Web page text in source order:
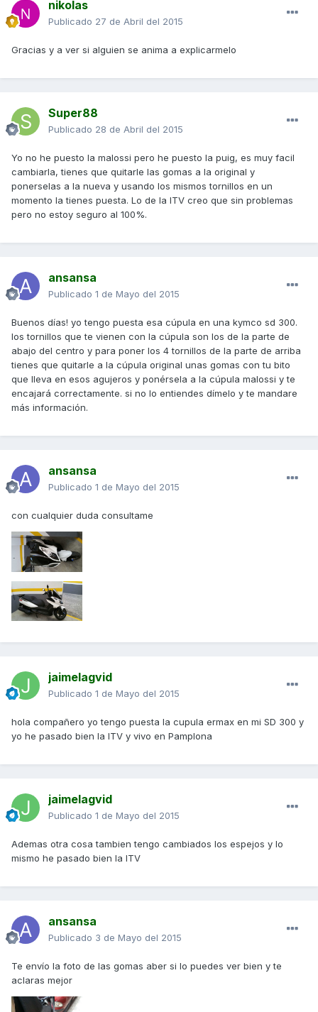
nikolas
Publicado 27 de Abril del 2015
Gracias y a ver si alguien se anima a explicarmelo
Super88
Publicado 28 de Abril del 2015
Yo no he puesto la malossi pero he puesto la puig, es muy facil
cambiarla, tienes que quitarle las gomas a la original y
ponerselas a la nueva y usando los mismos tornillos en un
momento la tienes puesta. Lo de la ITV creo que sin problemas
pero no estoy seguro al 100%.
ansansa
Publicado 1 de Mayo del 2015
Buenos días! yo tengo puesta esa cúpula en una kymco sd 300.
los tornillos que te vienen con la cúpula son los de la parte de
abajo del centro y para poner los 4 tornillos de la parte de arriba
tienes que quitarle a la cúpula original unas gomas con tu bito
que lleva en esos agujeros y ponérsela a la cúpula malossi y te
encajará correctamente. si no lo entiendes dímelo y te mandare
más información.
ansansa
Publicado 1 de Mayo del 2015
con cualquier duda consultame
jaimelagvid
Publicado 1 de Mayo del 2015
hola compañero yo tengo puesta la cupula ermax en mi SD 300 y
yo he pasado bien la ITV y vivo en Pamplona
jaimelagvid
Publicado 1 de Mayo del 2015
Ademas otra cosa tambien tengo cambiados los espejos y lo
mismo he pasado bien la ITV
ansansa
Publicado 3 de Mayo del 2015
Te envío la foto de las gomas aber si lo puedes ver bien y te
aclaras mejor